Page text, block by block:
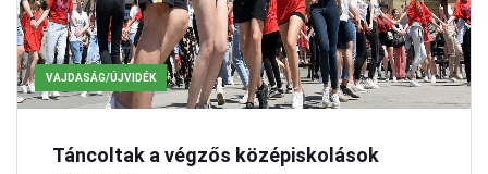
VAJDASÁG/ÚJVIDÉK
Táncoltak a végzős középiskolások